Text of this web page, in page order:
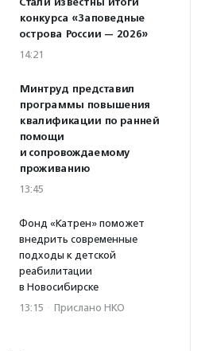
конкурса «Заповедные
острова России — 2026»
14:21
Минтруд представил
программы повышения
квалификации по ранней
помощи
и сопровождаемому
проживанию
13:45
Фонд «Катрен» поможет
внедрить современные
подходы к детской
реабилитации
в Новосибирске
13:15 · Прислано НКО